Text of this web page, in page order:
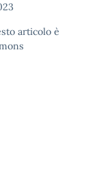
articolo è